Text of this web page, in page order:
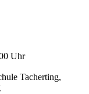
Uhr
Tacherting,